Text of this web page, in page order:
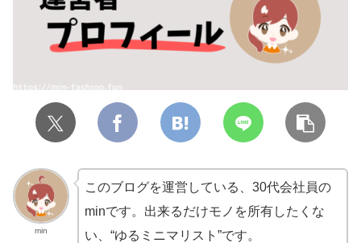
min
このブログを運営している、30代会社員の
minです。出来るだけモノを所有したくな
い、“ゆるミニマリスト”です。